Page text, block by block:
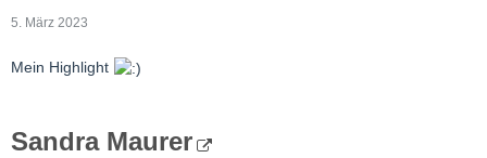
5. März 2023
Mein Highlight
Sandra Maurer